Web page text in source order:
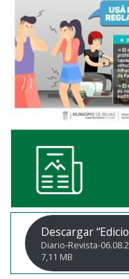
Descargar
Diario-Revista-
7,11 MB